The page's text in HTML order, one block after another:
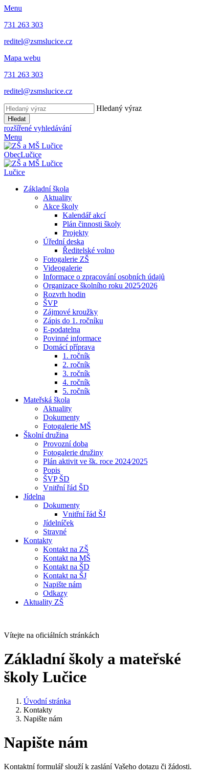
Menu
731 263 303
reditel@zsmslucice.cz
Mapa webu
731 263 303
reditel@zsmslucice.cz
Hledaný výraz
Hledat
rozšířené vyhledávání
Menu
ObecLučice
Lučice
Základní škola
Aktuality
Akce školy
Kalendář akcí
Plán činnosti školy
Projekty
Úřední deska
Ředitelské volno
Fotogalerie ZŠ
Videogalerie
Informace o zpracování osobních údajů
Organizace školního roku 2025⁄2026
Rozvrh hodin
ŠVP
Zájmové kroužky
Zápis do 1. ročníku
E-podatelna
Povinné informace
Domácí příprava
1. ročník
2. ročník
3. ročník
4. ročník
5. ročník
Mateřská škola
Aktuality
Dokumenty
Fotogalerie MŠ
Školní družina
Provozní doba
Fotogalerie družiny
Plán aktivit ve šk. roce 2024⁄2025
Popis
ŠVP ŠD
Vnitřní řád ŠD
Jídelna
Dokumenty
Vnitřní řád ŠJ
Jídelníček
Stravné
Kontakty
Kontakt na ZŠ
Kontakt na MŠ
Kontakt na ŠD
Kontakt na ŠJ
Napište nám
Odkazy
Aktuality ZŠ
Vítejte na oficiálních stránkách
Základní školy a mateřské
školy Lučice
Úvodní stránka
Kontakty
Napište nám
Napište nám
Kontaktní formulář slouží k zaslání Vašeho dotazu či žádosti.